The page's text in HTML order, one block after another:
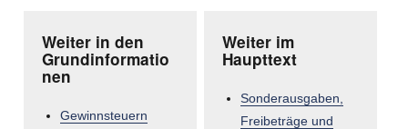
Weiter in den
Grundinformatio
nen
Gewinnsteuern
Weiter im
Haupttext
Sonderausgaben,
Freibeträge und